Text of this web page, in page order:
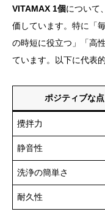
VITAMAX 1個について
価しています。特に「
の時短に役立つ」「高
ています。以下に代表
ポジティブな点
攪拌力
静音性
洗浄の簡単さ
耐久性